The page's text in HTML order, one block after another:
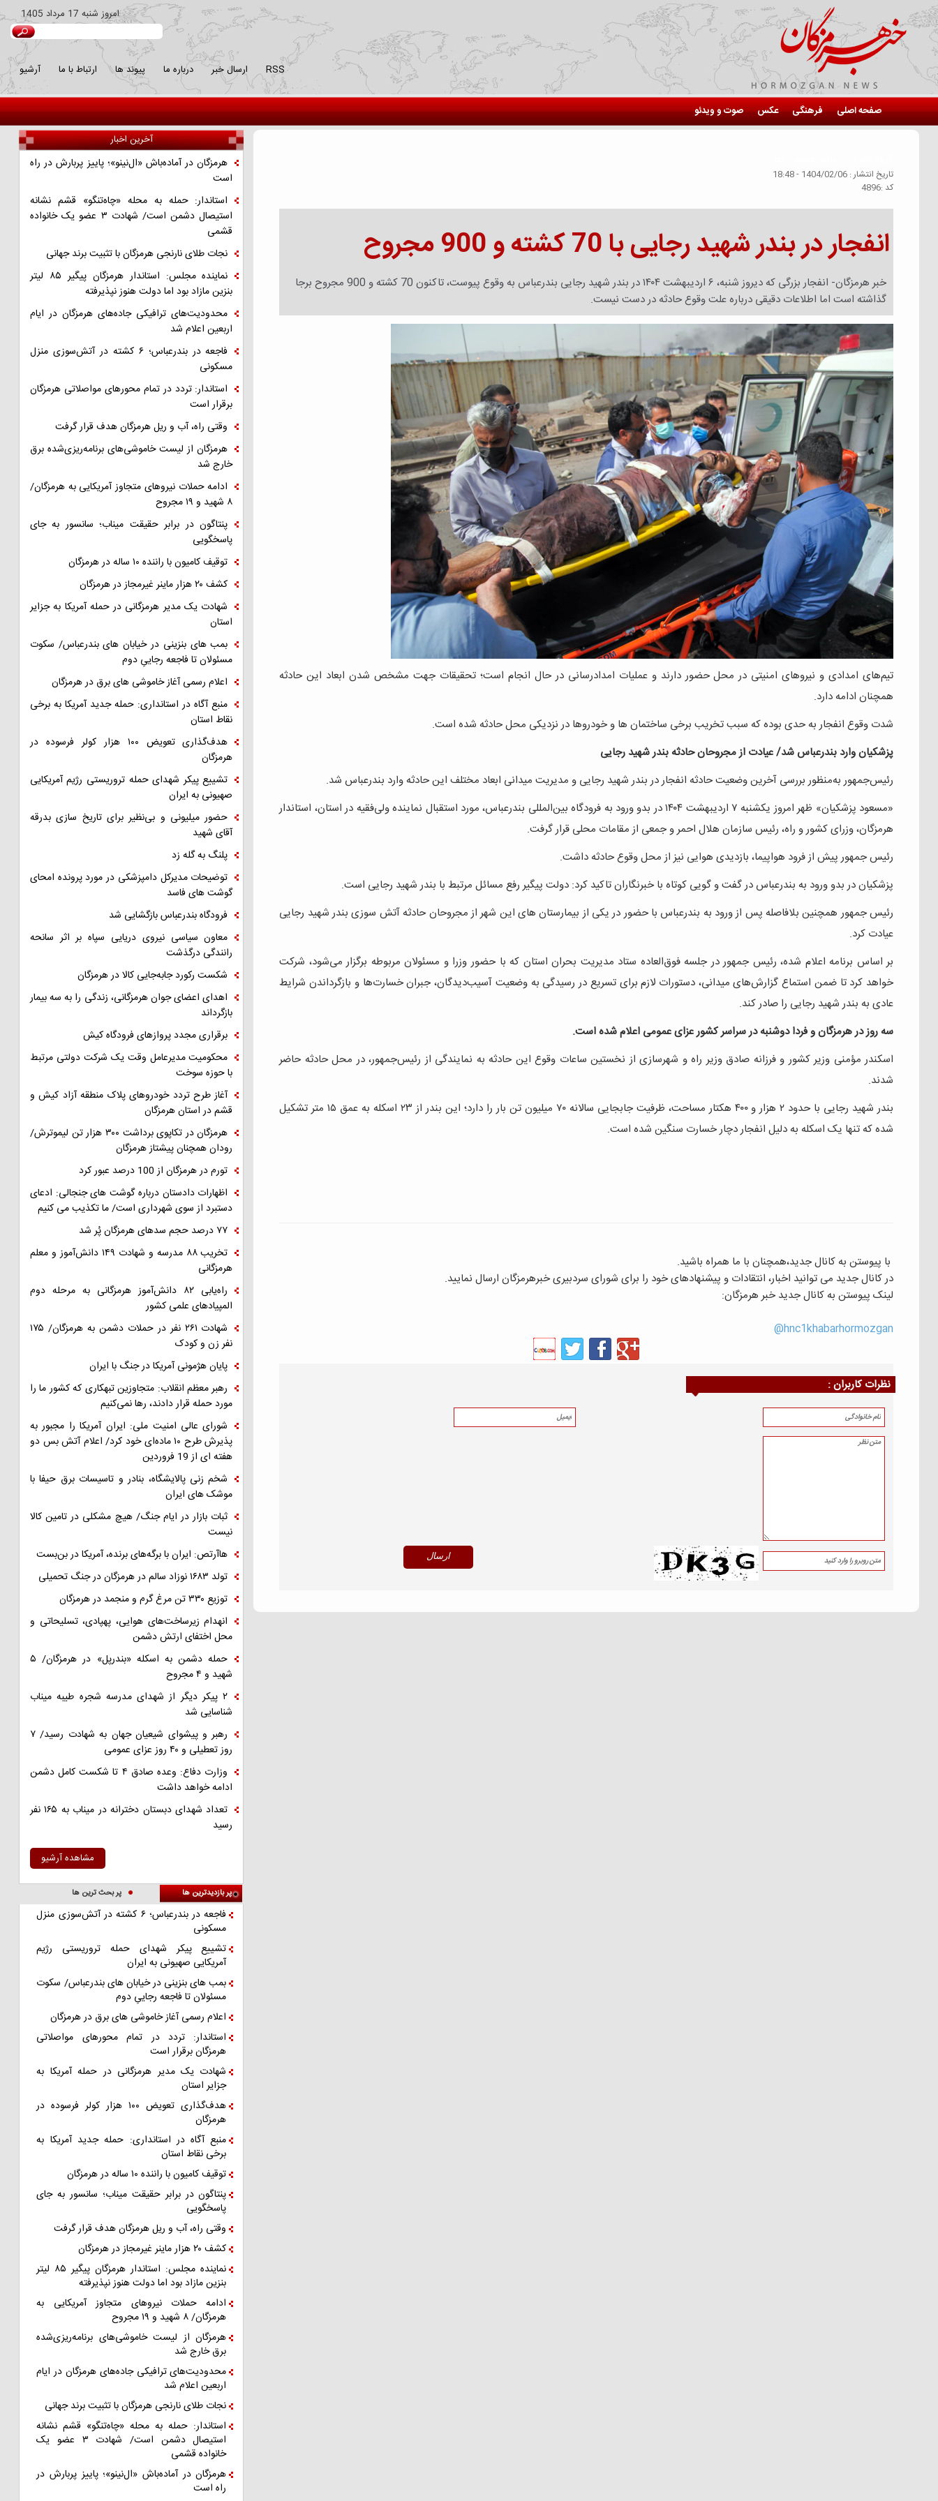
امروز شنبه 17 مرداد 1405
آرشیو ارتباط با ما پیوند ها درباره ما ارسال خبر RSS
صفحه اصلی فرهنگی عکس صوت و ویدئو
تاريخ انتشار : 1404/02/06 - 18:48
كد :4896
انفجار در بندر شهید رجایی با 70 کشته و 900 مجروح
خبر هرمزگان- انفجار بزرگی که دیروز شنبه، ۶ اردیبهشت ۱۴۰۴ در بندر شهید رجایی بندرعباس به وقوع پیوست، تاکنون 70 کشته و 900 مجروح برجا
گذاشته است اما اطلاعات دقیقی درباره علت وقوع حادثه در دست نیست.
تیم‌های امدادی و نیروهای امنیتی در محل حضور دارند و عملیات امدادرسانی در حال انجام است؛ تحقیقات جهت مشخص شدن ابعاد این حادثه
همچنان ادامه دارد.
شدت وقوع انفجار به حدی بوده که سبب تخریب برخی ساختمان ها و خودروها در نزدیکی محل حادثه شده است.
پزشکیان وارد بندرعباس شد/ عیادت از مجروحان حادثه بندر شهید رجایی
رئیس‌جمهور به‌منظور بررسی آخرین وضعیت حادثه انفجار در بندر شهید رجایی و مدیریت میدانی ابعاد مختلف این حادثه وارد بندرعباس شد.
«مسعود پزشکیان» ظهر امروز یکشنبه ۷ اردیبهشت ۱۴۰۴ در بدو ورود به فرودگاه بین‌المللی بندرعباس، مورد استقبال نماینده ولی‌فقیه در استان، استاندار
هرمزگان، وزرای کشور و راه، رئیس سازمان هلال احمر و جمعی از مقامات محلی قرار گرفت.
رئیس جمهور پیش از فرود هواپیما، بازدیدی هوایی نیز از محل وقوع حادثه داشت.
پزشکیان در بدو ورود به بندرعباس در گفت و گویی کوتاه با خبرنگاران تاکید کرد: دولت پیگیر رفع مسائل مرتبط با بندر شهید رجایی است.
رئیس جمهور همچنین بلافاصله پس از ورود به بندرعباس با حضور در یکی از بیمارستان های این شهر از مجروحان حادثه آتش سوزی بندر شهید رجایی
عیادت کرد.
بر اساس برنامه اعلام شده، رئیس جمهور در جلسه فوق‌العاده ستاد مدیریت بحران استان که با حضور وزرا و مسئولان مربوطه برگزار می‌شود، شرکت
خواهد کرد تا ضمن استماع گزارش‌های میدانی، دستورات لازم برای تسریع در رسیدگی به وضعیت آسیب‌دیدگان، جبران خسارت‌ها و بازگرداندن شرایط
عادی به بندر شهید رجایی را صادر کند.
سه روز در هرمزگان و فردا دوشنبه در سراسر کشور عزای عمومی اعلام شده است.
اسکندر مؤمنی وزیر کشور و فرزانه صادق وزیر راه و شهرسازی از نخستین ساعات وقوع این حادثه به نمایندگی از رئیس‌جمهور، در محل حادثه حاضر
شدند.
بندر شهید رجایی با حدود ۲ هزار و ۴۰۰ هکتار مساحت، ظرفیت جابجایی سالانه ۷۰ میلیون تن بار را دارد؛ این بندر از ۲۳ اسکله به عمق ۱۵ متر تشکیل
شده که تنها یک اسکله به دلیل انفجار دچار خسارت سنگین شده است.
با پیوستن به کانال جدید،همچنان با ما همراه باشید.
در کانال جدید می توانید اخبار، انتقادات و پیشنهادهای خود را برای شورای سردبیری خبرهرمزگان ارسال نمایید.
لینک پیوستن به کانال جدید خبر هرمزگان:
hnc1khabarhormozgan@
نظرات كاربران :
آخرین اخبار
هرمزگان در آماده‌باش «ال‌نینو»؛ پاییز پربارش در راه
است
استاندار: حمله به محله «چاه‌تنگو» قشم نشانه
استیصال دشمن است/ شهادت ۳ عضو یک خانواده
قشمی
نجات طلای نارنجی هرمزگان با تثبیت برند جهانی
نماینده مجلس: استاندار هرمزگان پیگیر ۸۵ لیتر
بنزین مازاد بود اما دولت هنوز نپذیرفته
محدودیت‌های ترافیکی جاده‌های هرمزگان در ایام
اربعین اعلام شد
فاجعه در بندرعباس؛ ۶ کشته در آتش‌سوزی منزل
مسکونی
استاندار: تردد در تمام محورهای مواصلاتی هرمزگان
برقرار است
وقتی راه، آب و ریل هرمزگان هدف قرار گرفت
هرمزگان از لیست خاموشی‌های برنامه‌ریزی‌شده برق
خارج شد
ادامه حملات نیروهای متجاوز آمریکایی به هرمزگان/
۸ شهید و ۱۹ مجروح
پنتاگون در برابر حقیقت میناب؛ سانسور به جای
پاسخگویی
توقیف کامیون با راننده ۱۰ ساله در هرمزگان
کشف ۲۰ هزار ماینر غیرمجاز در هرمزگان
شهادت یک مدیر هرمزگانی در حمله آمریکا به جزایر
استان
بمب های بنزینی در خیابان های بندرعباس/ سکوت
مسئولان تا فاجعه رجاییِ دوم
اعلام رسمی آغاز خاموشی های برق در هرمزگان
منبع آگاه در استانداری: حمله جدید آمریکا به برخی
نقاط استان
هدف‌گذاری تعویض ۱۰۰ هزار کولر فرسوده در
هرمزگان
تشییع پیکر شهدای حمله تروریستی رژیم آمریکایی
صهیونی به ایران
حضور میلیونی و بی‌نظیر برای تاریخ سازی بدرقه
آقای شهید
پلنگ به گله زد
توضیحات مدیرکل دامپزشکی در مورد پرونده امحای
گوشت های فاسد
فرودگاه بندرعباس بازگشایی شد
معاون سیاسی نیروی دریایی سپاه بر اثر سانحه
رانندگی درگذشت
شکست رکورد جابه‌جایی کالا در هرمزگان
اهدای اعضای جوان هرمزگانی، زندگی را به سه بیمار
بازگرداند
برقراری مجدد پروازهای فرودگاه کیش
محکومیت مدیرعامل وقت یک شرکت دولتی مرتبط
با حوزه سوخت
آغاز طرح تردد خودروهای پلاک منطقه آزاد کیش و
قشم در استان هرمزگان
هرمزگان در تکاپوی برداشت ۳۰۰ هزار تن لیموترش/
رودان همچنان پیشتاز هرمزگان
تورم در هرمزگان از 100 درصد عبور کرد
اظهارات دادستان درباره گوشت های جنجالی: ادعای
دستبرد از سوی شهرداری است/ ما تکذیب می کنیم
۷۷ درصد حجم سدهای هرمزگان پُر شد
تخریب ۸۸ مدرسه و شهادت ۱۴۹ دانش‌آموز و معلم
هرمزگانی
راه‌یابی ۸۲ دانش‌آموز هرمزگانی به مرحله دوم
المپیادهای علمی کشور
شهادت ۲۶۱ نفر در حملات دشمن به هرمزگان/ ۱۷۵
نفر زن و کودک
پایان هژمونی آمریکا در جنگ با ایران
رهبر معظم انقلاب: متجاوزین تبهکاری که کشور ما را
مورد حمله قرار دادند، رها نمی‌کنیم
شورای عالی امنیت ملی: ایران آمریکا را مجبور به
پذیرش طرح ۱۰ ماده‌ای خود کرد/ اعلام آتش بس دو
هفته ای از 19 فروردین
شخم زنی پالایشگاه، بنادر و تاسیسات برق حیفا با
موشک های ایران
ثبات بازار در ایام جنگ/ هیچ مشکلی در تامین کالا
نیست
هاآرتص: ایران با برگه‌های برنده، آمریکا در بن‌بست
تولد ۱۶۸۳ نوزاد سالم در هرمزگان در جنگ تحمیلی
توزیع ۳۳۰ تن مرغ گرم و منجمد در هرمزگان
انهدام زیرساخت‌های هوایی، پهپادی، تسلیحاتی و
محل اختفای ارتش دشمن
حمله دشمن به اسکله «بندرپل» در هرمزگان/ ۵
شهید و ۴ مجروح
۲ پیکر دیگر از شهدای مدرسه شجره طیبه میناب
شناسایی شد
رهبر و پیشوای شیعیان جهان به شهادت رسید/ ۷
روز تعطیلی و ۴۰ روز عزای عمومی
وزارت دفاع: وعده صادق ۴ تا شکست کامل دشمن
ادامه خواهد داشت
تعداد شهدای دبستان دخترانه در میناب به ۱۶۵ نفر
رسید
مشاهده آرشیو
پر بازدیدترین ها پر بحث ترین ها
فاجعه در بندرعباس؛ ۶ کشته در آتش‌سوزی منزل
مسکونی
تشییع پیکر شهدای حمله تروریستی رژیم
آمریکایی صهیونی به ایران
بمب های بنزینی در خیابان های بندرعباس/ سکوت
مسئولان تا فاجعه رجاییِ دوم
اعلام رسمی آغاز خاموشی های برق در هرمزگان
استاندار: تردد در تمام محورهای مواصلاتی
هرمزگان برقرار است
شهادت یک مدیر هرمزگانی در حمله آمریکا به
جزایر استان
هدف‌گذاری تعویض ۱۰۰ هزار کولر فرسوده در
هرمزگان
منبع آگاه در استانداری: حمله جدید آمریکا به
برخی نقاط استان
توقیف کامیون با راننده ۱۰ ساله در هرمزگان
پنتاگون در برابر حقیقت میناب؛ سانسور به جای
پاسخگویی
وقتی راه، آب و ریل هرمزگان هدف قرار گرفت
کشف ۲۰ هزار ماینر غیرمجاز در هرمزگان
نماینده مجلس: استاندار هرمزگان پیگیر ۸۵ لیتر
بنزین مازاد بود اما دولت هنوز نپذیرفته
ادامه حملات نیروهای متجاوز آمریکایی به
هرمزگان/ ۸ شهید و ۱۹ مجروح
هرمزگان از لیست خاموشی‌های برنامه‌ریزی‌شده
برق خارج شد
محدودیت‌های ترافیکی جاده‌های هرمزگان در ایام
اربعین اعلام شد
نجات طلای نارنجی هرمزگان با تثبیت برند جهانی
استاندار: حمله به محله «چاه‌تنگو» قشم نشانه
استیصال دشمن است/ شهادت ۳ عضو یک
خانواده قشمی
هرمزگان در آماده‌باش «ال‌نینو»؛ پاییز پربارش در
راه است